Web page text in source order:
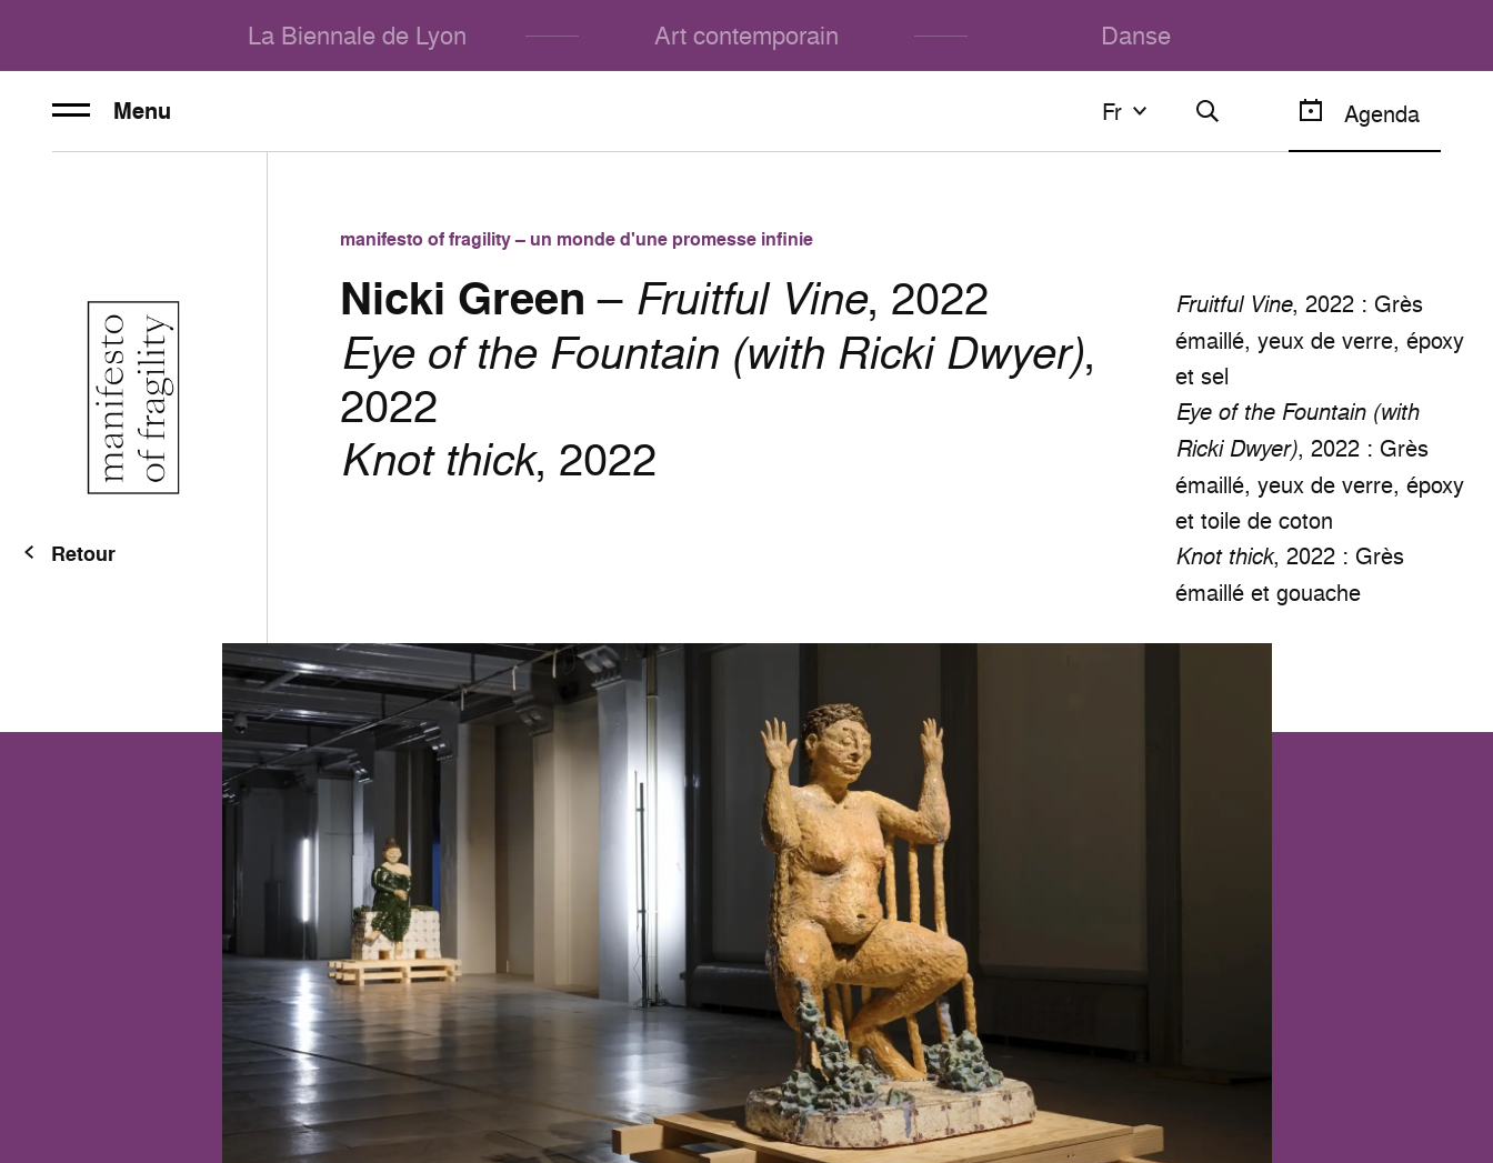
La Biennale de Lyon Art contemporain Danse
Menu Fr
Fr Agenda
manifesto of fragility – un monde d'une promesse infinie
Nicki Green – Fruitful Vine, 2022
Eye of the Fountain (with Ricki Dwyer),
2022
Knot thick, 2022
Fruitful Vine, 2022 : Grès
émaillé, yeux de verre, époxy
et sel
Eye of the Fountain (with
Ricki Dwyer), 2022 : Grès
émaillé, yeux de verre, époxy
et toile de coton
Knot thick, 2022 : Grès
émaillé et gouache
Retour